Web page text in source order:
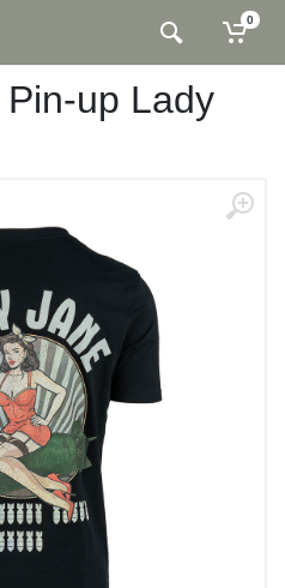
0
up Lady